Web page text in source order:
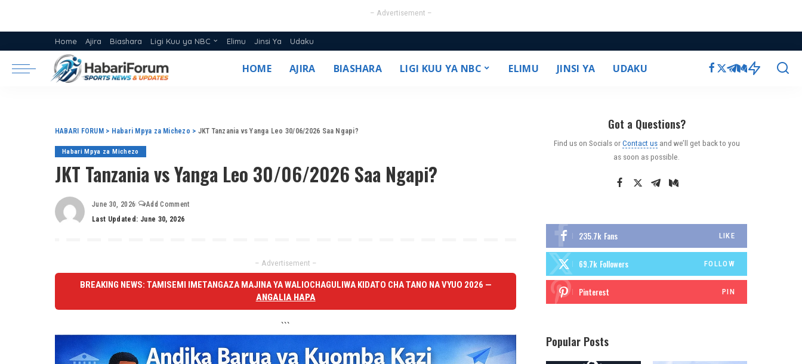
– Advertisement –
Home Ajira Biashara Ligi Kuu ya NBC
Msimamo Ligi Kuu ya NBC 2025/26
Elimu Jinsi Ya Udaku
HOME AJIRA BIASHARA LIGI KUU YA NBC ELIMU JINSI YA UDAKU
HABARI FORUM > Habari Mpya za Michezo > JKT Tanzania vs Yanga Leo 30/06/2026 Saa Ngapi?
Habari Mpya za Michezo
JKT Tanzania vs Yanga Leo 30/06/2026 Saa Ngapi?
June 30, 2026
Add Comment
Last Updated: June 30, 2026
– Advertisement –
BREAKING NEWS: TAMISEMI IMETANGAZA MAJINA YA WALIOCHAGULIWA KIDATO CHA TANO NA VYUO 2026 —
ANGALIA HAPA
```
Got a Questions?
Find us on Socials orContact usand we’ll get back to you
as soon as possible.
235.7k Fans LIKE
69.7k Followers FOLLOW
Pinterest PIN
Popular Posts